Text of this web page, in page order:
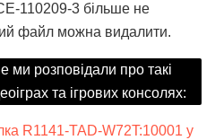
110209-3 більше не
файл можна видалити.
розповідали про такі
та ігрових консолях:
R1141-TAD-W72T:10001 у